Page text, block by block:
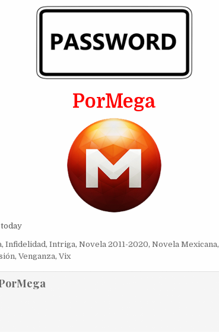
PorMega
, Infidelidad, Intriga, Novela 2011-2020, Novela Mexicana,
, Venganza, Vix